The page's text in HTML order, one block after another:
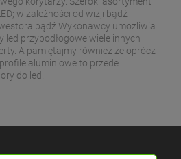
w zależności od wizji bądź
bądź Wykonawcy umożliwia
przypodłogowe wiele innych
A pamiętajmy również że oprócz
aluminiowe to przede
do led.